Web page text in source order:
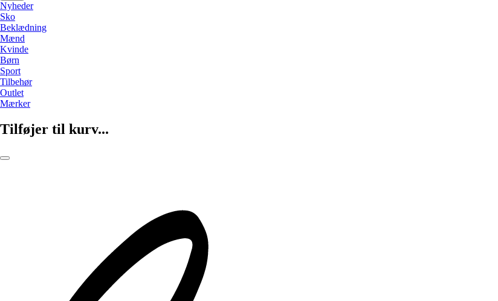
Nyheder
Sko
Beklædning
Mænd
Kvinde
Børn
Sport
Tilbehør
Outlet
Mærker
Tilføjer til kurv...